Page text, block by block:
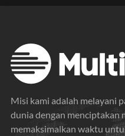
Misi kami adalah melayani
dunia dengan menciptakan
memaksimalkan waktu